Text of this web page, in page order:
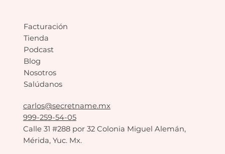
carlos@secretname.mx
999-259-54-05
Calle 31 #288 por 32 Colonia Miguel Alemán,
Mérida, Yuc. Mx.
Facturación
Tienda
Podcast
Blog
Nosotros
Salúdanos